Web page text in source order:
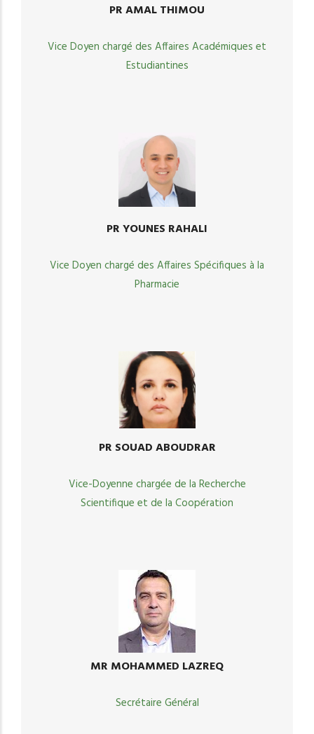
PR AMAL THIMOU
Vice Doyen chargé des Affaires Académiques et
Estudiantines
PR YOUNES RAHALI
Vice Doyen chargé des Affaires Spécifiques à la
Pharmacie
PR SOUAD ABOUDRAR
Vice-Doyenne chargée de la Recherche
Scientifique et de la Coopération
MR MOHAMMED LAZREQ
Secrétaire Général